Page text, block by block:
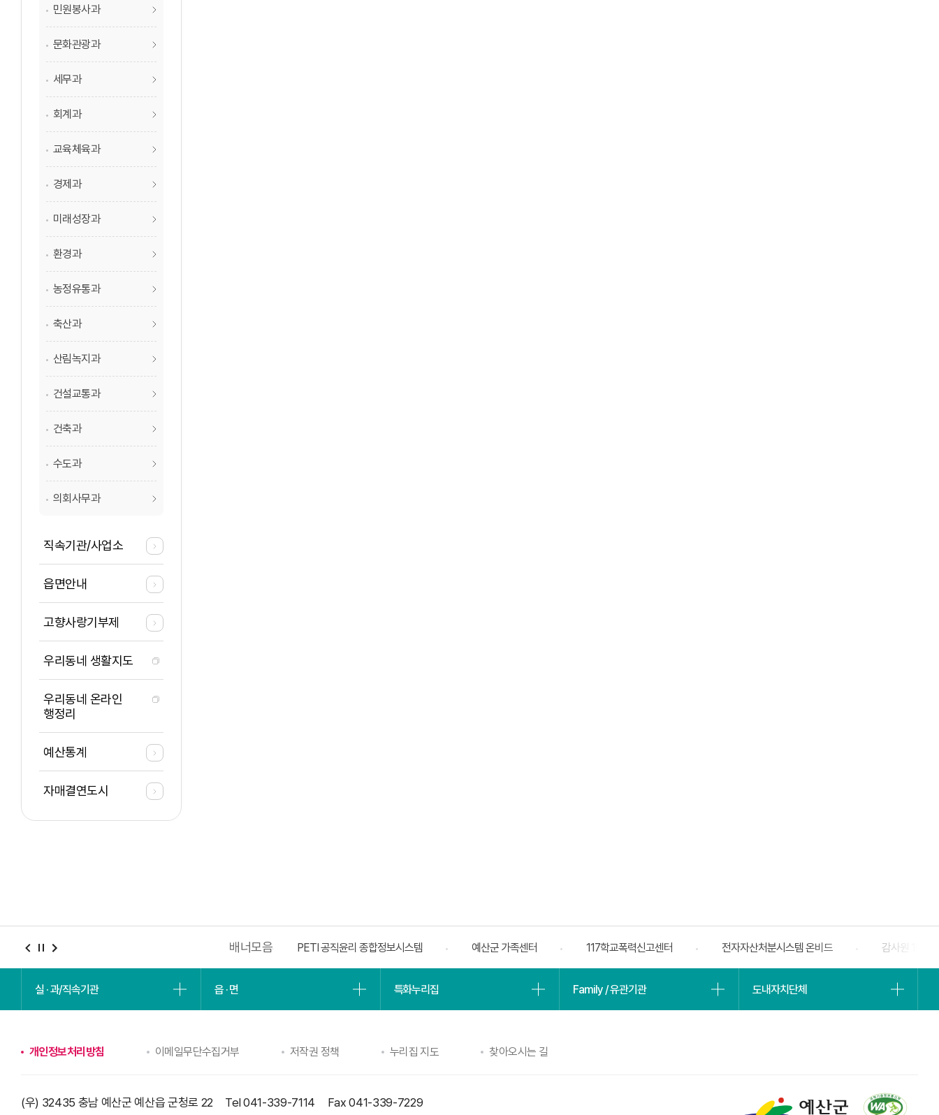
민원봉사과
문화관광과
세무과
회계과
교육체육과
경제과
미래성장과
환경과
농정유통과
축산과
산림녹지과
건설교통과
건축과
수도과
의회사무과
직속기관/사업소
읍면안내
고향사랑기부제
우리동네 생활지도
우리동네 온라인
행정리
예산통계
자매결연도시
슬
배너모음
충남청년포털 2027 충청권 하계세계대학경기대회 PETI 공직윤리 종합정보시스템 예산군 가족센터 117학교폭력신고센터 전자자산처분시스템 온비드 감사원 188
실 · 과/직속기관 읍 · 면 특화누리집 Family / 유관기관 도내자치단체
개인정보처리방침 이메일무단수집거부 저작권 정책 누리집 지도 찾아오시는 길
(우) 32435 충남 예산군 예산읍 군청로 22 Tel 041-339-7114
Fax 041-339-7229